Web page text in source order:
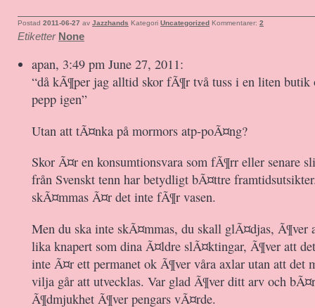
Postad 2011-06-27 av Jazzhands Kategori Uncategorized Kommentarer: 2
Etiketter None
apan, 3:49 pm June 27, 2011:
“då kÃ¶per jag alltid skor fÃ¶r två tuss i en liten butik
pepp igen”
Utan att tÃ¤nka på mormors atp-poÃ¤ng?
Skor Ã¤r en konsumtionsvara som fÃ¶rr eller senare
från Svenskt tenn har betydligt bÃ¤ttre
skÃ¤mmas Ã¤r det inte fÃ¶r vasen.
Men du ska inte skÃ¤mmas, du skall glÃ¤djas, Ã¶ver
lika knapert som dina Ã¤ldre slÃ¤ktingar, Ã¶ver att
inte Ã¤r ett permanet ok Ã¶ver våra axlar utan att det
vilja går att utvecklas. Var glad Ã¶ver ditt arv och
Ã¶dmjukhet Ã¶ver pengars vÃ¤rde.